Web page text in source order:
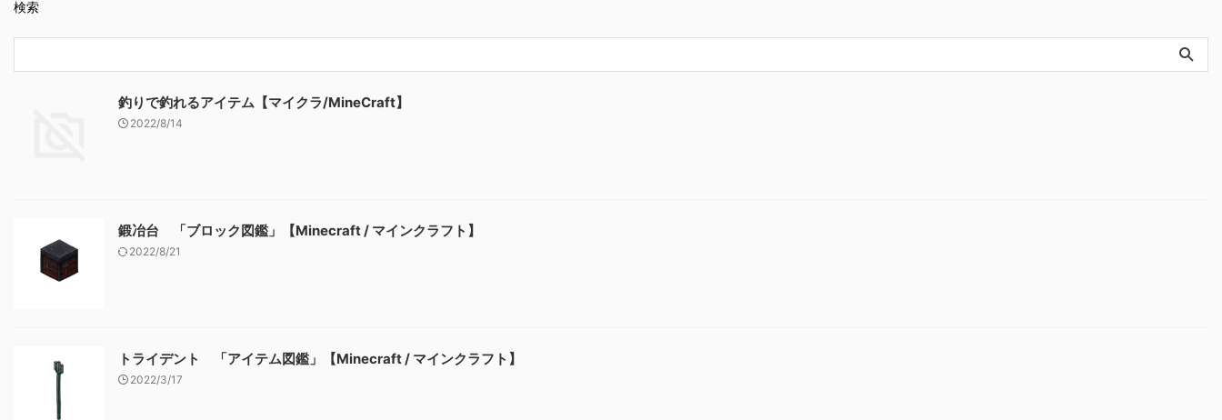
検索
釣りで釣れるアイテム【マイクラ/MineCraft】
2022/8/14
鍛冶台 「ブロック図鑑」【Minecraft / マインクラフト】
2022/8/21
トライデント 「アイテム図鑑」【Minecraft / マインクラフト】
2022/3/17